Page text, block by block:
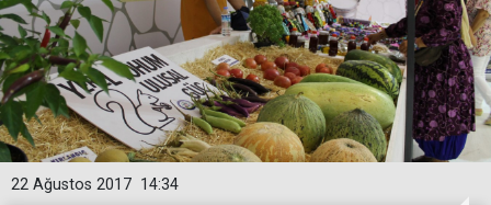
14:34
22 Ağustos 2017